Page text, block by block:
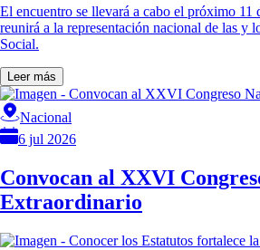
El encuentro se llevará a cabo el próximo 11
reunirá a la representación nacional de las y
Social.
Leer más
Nacional
6 jul 2026
Convocan al XXVI
Extraordinario